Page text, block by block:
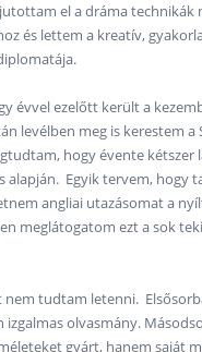
el a dráma technikák
és lettem a kreatív,
évvel ezelőtt került a
levélben meg is kerestem
hogy évente kétszer
alapján. Egyik tervem, hogy
angliai utazásomat a
meglátogatom ezt a sok
nem tudtam letenni.
izgalmas olvasmány.
gyárt, hanem saját